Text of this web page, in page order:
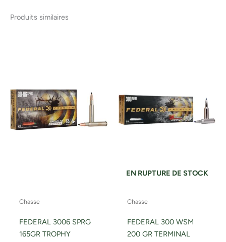
Produits similaires
Chasse
FEDERAL 3006 SPRG
165GR TROPHY
EN RUPTURE DE STOCK
Chasse
FEDERAL 300 WSM
200 GR TERMINAL